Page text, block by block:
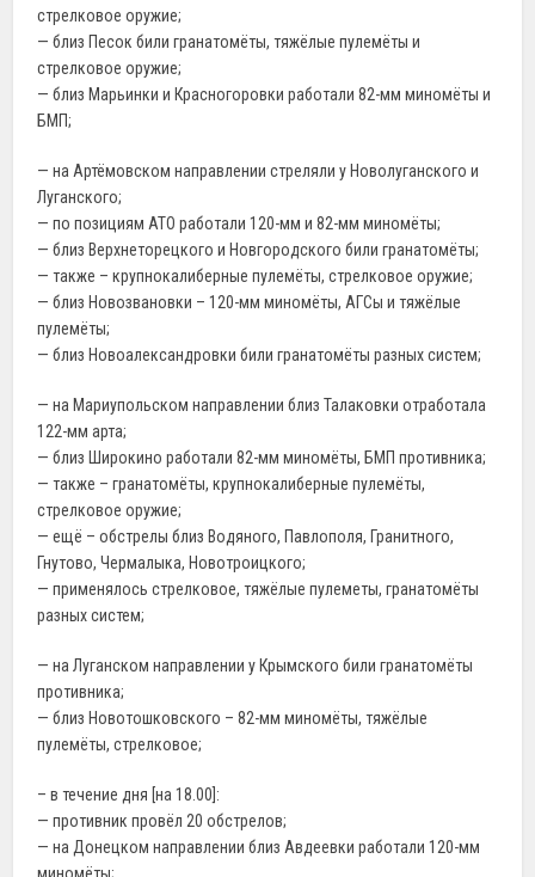
стрелковое оружие;
— близ Песок били гранатомёты, тяжёлые пулемёты и
стрелковое оружие;
— близ Марьинки и Красногоровки работали 82-мм миномёты и
БМП;
— на Артёмовском направлении стреляли у Новолуганского и
Луганского;
— по позициям АТО работали 120-мм и 82-мм миномёты;
— близ Верхнеторецкого и Новгородского били гранатомёты;
— также – крупнокалиберные пулемёты, стрелковое оружие;
— близ Новозвановки – 120-мм миномёты, АГСы и тяжёлые
пулемёты;
— близ Новоалександровки били гранатомёты разных систем;
— на Мариупольском направлении близ Талаковки отработала
122-мм арта;
— близ Широкино работали 82-мм миномёты, БМП противника;
— также – гранатомёты, крупнокалиберные пулемёты,
стрелковое оружие;
— ещё – обстрелы близ Водяного, Павлополя, Гранитного,
Гнутово, Чермалыка, Новотроицкого;
— применялось стрелковое, тяжёлые пулеметы, гранатомёты
разных систем;
— на Луганском направлении у Крымского били гранатомёты
противника;
— близ Новотошковского – 82-мм миномёты, тяжёлые
пулемёты, стрелковое;
– в течение дня [на 18.00]:
— противник провёл 20 обстрелов;
— на Донецком направлении близ Авдеевки работали 120-мм